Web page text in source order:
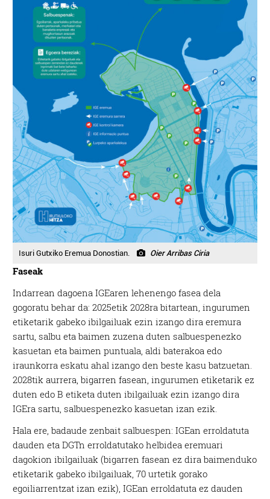
Isuri Gutxiko Eremua Donostian. Oier Arribas Ciria
Faseak
Indarrean dagoena IGEaren lehenengo fasea dela
gogoratu behar da: 2025etik 2028ra bitartean, ingurumen
etiketarik gabeko ibilgailuak ezin izango dira eremura
sartu, salbu eta baimen zuzena duten salbuespenezko
kasuetan eta baimen puntuala, aldi baterakoa edo
iraunkorra eskatu ahal izango den beste kasu batzuetan.
2028tik aurrera, bigarren fasean, ingurumen etiketarik ez
duten edo B etiketa duten ibilgailuak ezin izango dira
IGEra sartu, salbuespenezko kasuetan izan ezik.
Hala ere, badaude zenbait salbuespen: IGEan erroldatuta
dauden eta DGTn erroldatutako helbidea eremuari
dagokion ibilgailuak (bigarren fasean ez dira baimenduko
etiketarik gabeko ibilgailuak, 70 urtetik gorako
egoiliarrentzat izan ezik), IGEan erroldatuta ez dauden